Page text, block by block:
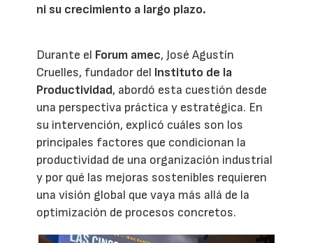
ni su crecimiento a largo plazo.
Durante el Forum amec, José Agustín
Cruelles, fundador del Instituto de la
Productividad, abordó esta cuestión desde
una perspectiva práctica y estratégica. En
su intervención, explicó cuáles son los
principales factores que condicionan la
productividad de una organización industrial
y por qué las mejoras sostenibles requieren
una visión global que vaya más allá de la
optimización de procesos concretos.